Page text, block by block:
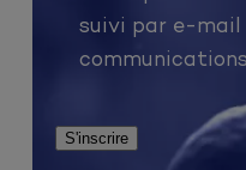
suivi par e-mail pour des